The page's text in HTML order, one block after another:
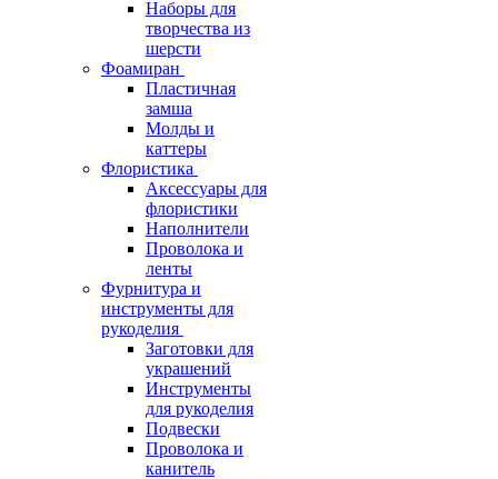
Наборы для
творчества из
шерсти
Фоамиран
Пластичная
замша
Молды и
каттеры
Флористика
Аксессуары для
флористики
Наполнители
Проволока и
ленты
Фурнитура и
инструменты для
рукоделия
Заготовки для
украшений
Инструменты
для рукоделия
Подвески
Проволока и
канитель